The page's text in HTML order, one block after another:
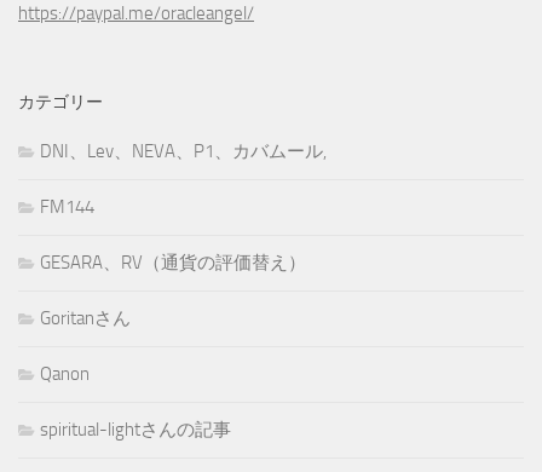
https://paypal.me/oracleangel/
カテゴリー
DNI、Lev、NEVA、P1、カバムール,
FM144
GESARA、RV（通貨の評価替え）
Goritanさん
Qanon
spiritual-lightさんの記事